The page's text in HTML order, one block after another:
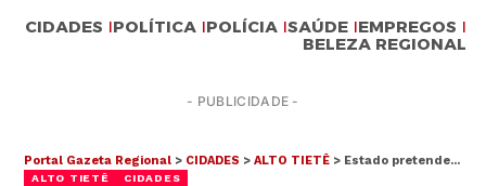
CIDADES POLÍTICA POLÍCIA SAÚDE EMPREGOS
BELEZA REGIONAL
- PUBLICIDADE -
Portal Gazeta Regional > CIDADES >ALTO TIETÊ > Estado pretende construir um complexo de CDPs na Fazenda Albor, entre Arujá e Itaquá
ALTO TIETÊ CIDADES